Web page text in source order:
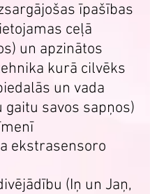
īpašības
ceļā
un apzinātos
kurā cilvēks
un vada
gaitu savos sapņos)
ekstrasensoro
(Iņ un Jaņ,